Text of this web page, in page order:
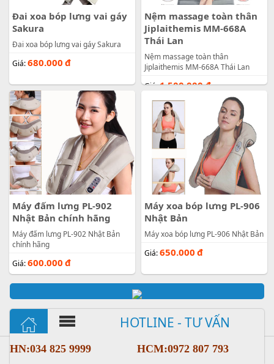
HOTLINE - TƯ VẤN
HN:034 825 9999 HCM:0972 807 793
Đai xoa bóp lưng vai gáy
Sakura
Đai xoa bóp lưng vai gáy Sakura
Giá:680.000 đ
Nệm massage toàn thân
Jiplaithemis MM-668A
Thái Lan
Nệm massage toàn thân
Jiplaithemis MM-668A Thái Lan
Giá:1.500.000đ
Máy đấm lưng PL-902
Nhật Bản chính hãng
Máy đấm lưng PL-902 Nhật Bản
chính hãng
Giá:600.000 đ
Máy xoa bóp lưng PL-906
Nhật Bản
Máy xoa bóp lưng PL-906 Nhật Bản
Giá:650.000 đ